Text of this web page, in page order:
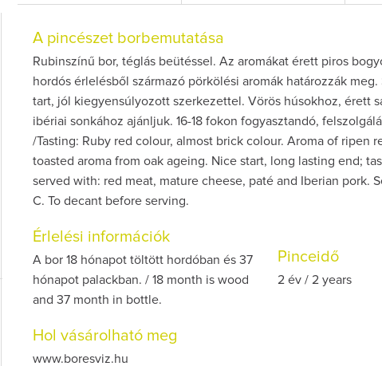
A pincészet borbemutatása
Rubinszínű bor, téglás beütéssel. Az aromákat érett piros
hordós érlelésből származó pörkölési aromák határozzák
tart, jól kiegyensúlyozott szerkezettel. Vörös húsokhoz, érett
ibériai sonkához ajánljuk. 16-18 fokon fogyasztandó,
/Tasting: Ruby red colour, almost brick colour. Aroma of ripen
toasted aroma from oak ageing. Nice start, long lasting end;
served with: red meat, mature cheese, paté and Iberian pork.
C. To decant before serving.
Érlelési információk
A bor 18 hónapot töltött hordóban és 37
hónapot palackban. / 18 month is wood
and 37 month in bottle.
Pinceidő
2 év / 2 years
Hol vásárolható meg
www.boresviz.hu